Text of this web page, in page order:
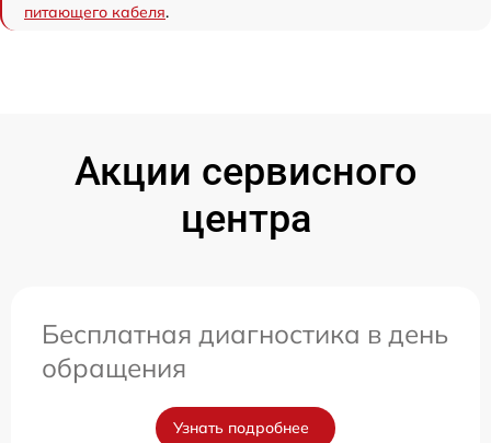
питающего кабеля.
Акции сервисного
центра
Бесплатная диагностика в день
обращения
Узнать подробнее